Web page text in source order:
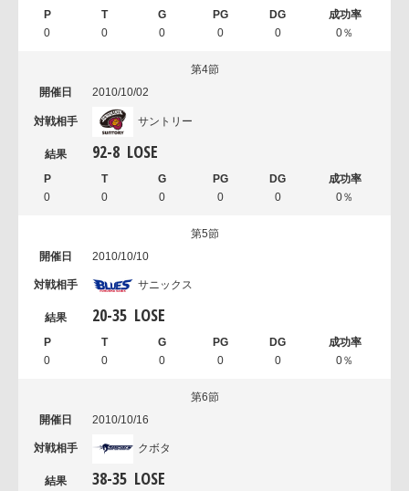
0 0 0 0 0 0％
第4節
2010/10/02
サントリー
92-8 LOSE
0 0 0 0 0 0％
第5節
2010/10/10
サニックス
20-35 LOSE
0 0 0 0 0 0％
第6節
2010/10/16
クボタ
38-35 LOSE